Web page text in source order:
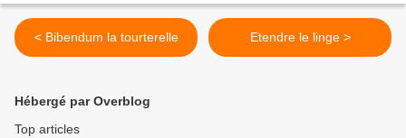
< Bibendum la tourterelle Etendre le linge >
Hébergé par Overblog
Top articles